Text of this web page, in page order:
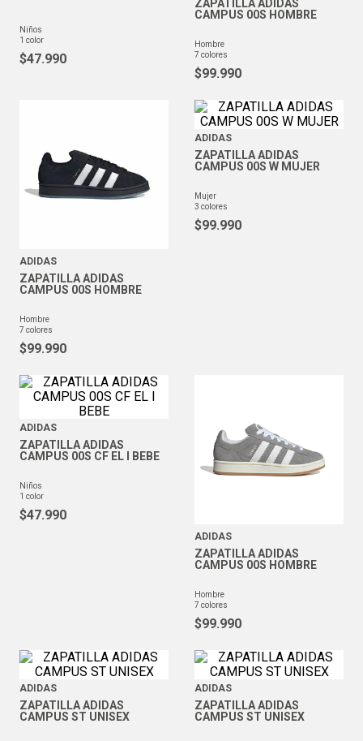
niños
1 color
$47.990
ZAPATILLA ADIDAS
CAMPUS 00S HOMBRE
hombre
7 colores
$99.990
ADIDAS
ZAPATILLA ADIDAS
CAMPUS 00S HOMBRE
hombre
7 colores
$99.990
ADIDAS
ZAPATILLA ADIDAS
CAMPUS 00S W MUJER
mujer
3 colores
$99.990
ADIDAS
ZAPATILLA ADIDAS
CAMPUS 00S CF EL I BEBE
niños
1 color
$47.990
ADIDAS
ZAPATILLA ADIDAS
CAMPUS 00S HOMBRE
hombre
7 colores
$99.990
ADIDAS
ZAPATILLA ADIDAS
CAMPUS ST UNISEX
ADIDAS
ZAPATILLA ADIDAS
CAMPUS ST UNISEX